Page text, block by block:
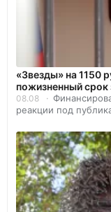
«Звезды» на 1150
пожизненный
08.08
реакции под